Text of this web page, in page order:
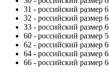
31 - российский размер
32 - российский размер
33 - российский размер
60 - российский размер
62 - российский размер
64 - российский размер
66 - российский размер